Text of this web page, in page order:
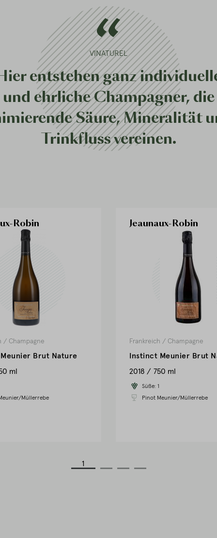
VINATUREL
entstehen ganz
und ehrliche Champagner, die
Säure, Mineralität
Trinkfluss vereinen.
1
Robin
/ Champagne
Brut Nature
ml
Müllerrebe
Jeaunaux-Robin
Frankreich / Champagne
Instinct Meunier Brut
2018
750 ml
Süße: 1
Pinot Meunier/Müllerrebe